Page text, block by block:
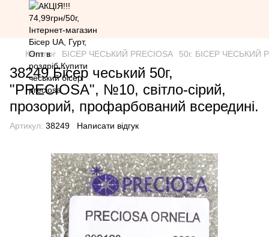
Каталог БІСЕР ЧЕСЬКИЙ PRECIOSA 50г. БІСЕР ЧЕСЬКИЙ
38249 Бісер чеський 50г,
"PRECIOSA", №10, світло-сірий,
прозорий, профарбований всередині.
Артикул: 38249 Написати відгук